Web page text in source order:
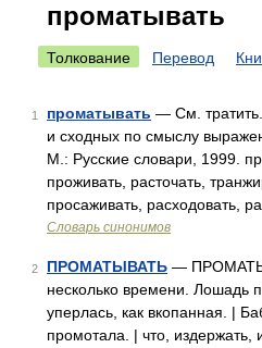
проматывать
Толкование Перевод
1 проматывать — См.
и сходных по смыслу
М.: Русские словари, 1999.
проживать, расточать,
просаживать, расходовать,
Словарь синонимов
2 ПРОМАТЫВАТЬ —
несколько времени. Лошадь
уперлась, как вкопанная. |
промотала. | что, издержать,